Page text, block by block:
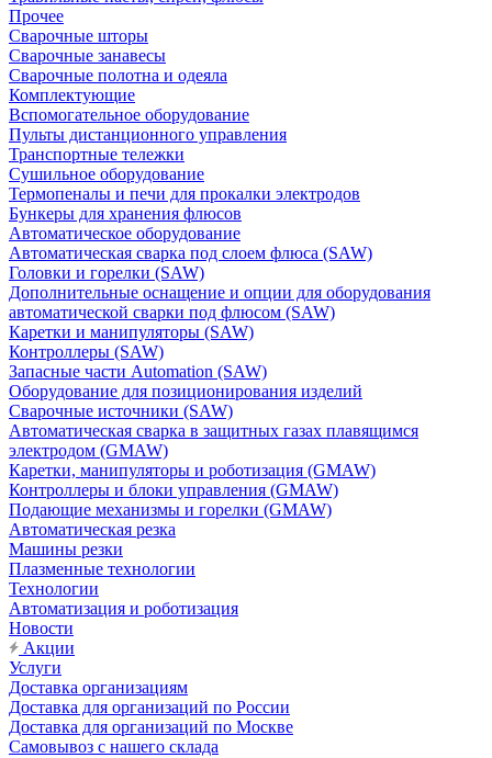
Прочее
Сварочные шторы
Сварочные занавесы
Сварочные полотна и одеяла
Комплектующие
Вспомогательное оборудование
Пульты дистанционного управления
Транспортные тележки
Сушильное оборудование
Термопеналы и печи для прокалки электродов
Бункеры для хранения флюсов
Автоматическое оборудование
Автоматическая сварка под слоем флюса (SAW)
Головки и горелки (SAW)
Дополнительные оснащение и опции для оборудования
автоматической сварки под флюсом (SAW)
Каретки и манипуляторы (SAW)
Контроллеры (SAW)
Запасные части Automation (SAW)
Оборудование для позиционирования изделий
Сварочные источники (SAW)
Автоматическая сварка в защитных газах плавящимся
электродом (GMAW)
Каретки, манипуляторы и роботизация (GMAW)
Контроллеры и блоки управления (GMAW)
Подающие механизмы и горелки (GMAW)
Автоматическая резка
Машины резки
Плазменные технологии
Технологии
Автоматизация и роботизация
Новости
Акции
Услуги
Доставка организациям
Доставка для организаций по России
Доставка для организаций по Москве
Самовывоз с нашего склада